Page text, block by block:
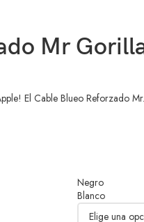
Mr
El Cable Blueo Reforzado
Negro
Blanco